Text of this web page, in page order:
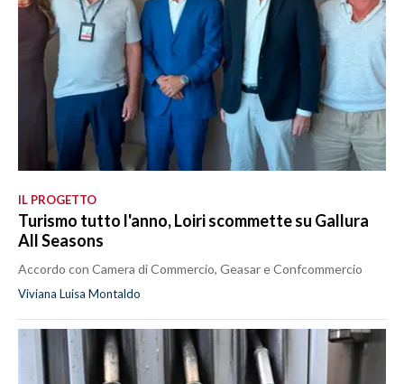
IL PROGETTO
Turismo tutto l'anno, Loiri scommette su Gallura
All Seasons
Accordo con Camera di Commercio, Geasar e Confcommercio
Viviana Luisa Montaldo